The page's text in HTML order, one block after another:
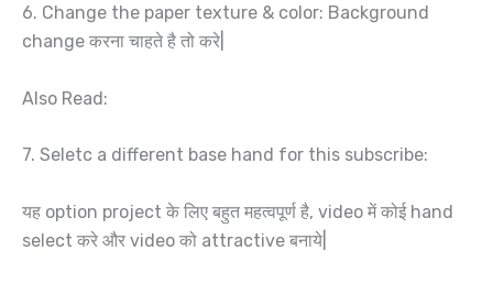
6. Change the paper texture & color: Background
change करना चाहते है तो करे|
Also Read:
7. Seletc a different base hand for this subscribe:
यह option project के लिए बहुत महत्वपूर्ण है, video में कोई hand
select करे और video को attractive बनाये|